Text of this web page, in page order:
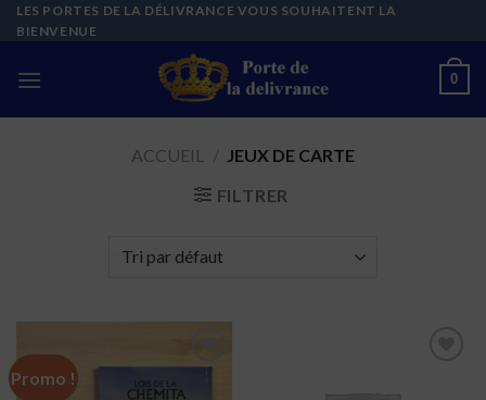
SkipLES PORTES DE LA DÉLIVRANCE VOUS SOUHAITENT LA
BIENVENUE
0
ACCUEIL
JEUX DE CARTE
FILTRER
Promo !
à la liste